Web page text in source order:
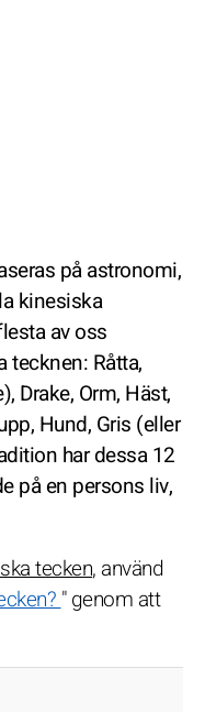
på astronomi,
kinesiska
av oss
tecknen: Råtta,
Drake, Orm, Häst,
Hund, Gris (eller
har dessa 12
på en persons liv,
tecken, använd
" genom att